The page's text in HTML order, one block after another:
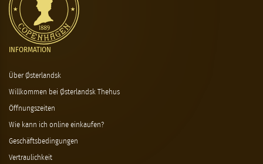
INFORMATION
Über Østerlandsk
Willkommen bei Østerlandsk Thehus
Öffnungszeiten
Wie kann ich online einkaufen?
Geschäftsbedingungen
Vertraulichkeit